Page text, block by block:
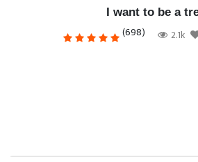
I want to be a
(698) 2.1k